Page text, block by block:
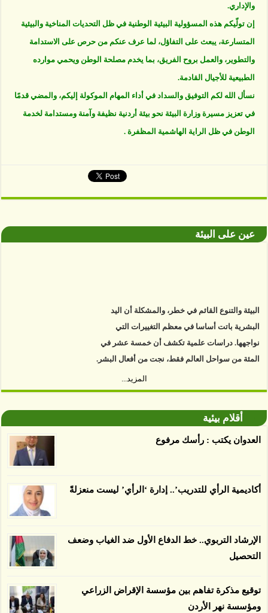
والإداري.
إن تولّيكم هذه المسؤولية البيئية الوطنية في ظل التحديات المناخية والبيئية
المتسارعة، يبعث على التفاؤل، لما عرف عنكم من حرص على الاستدامة
والتطوير، والعمل بروح الفريق، بما يخدم مصلحة الوطن ويحمي موارده
الطبيعية للأجيال القادمة.
نسأل الله لكم التوفيق والسداد في أداء المهام الموكولة إليكم، والمضي قدمًا
في تعزيز مسيرة وزارة البيئة نحو بيئة أردنية نظيفة وآمنة ومستدامة لخدمة
الوطن في ظل الراية الهاشمية المظفرة .
عين على البيئة
البيئة والتنوع القائم في خطر، والمشكلة أن اليد
البشرية باتت أساسا في معظم التغييرات التي
نواجهها. دراسات علمية تكشف أن خمسة عشر في
المئة من سواحل العالم فقط، نجت من أفعال البشر.
اعتمادها على أنها مستدامة تدمرت بشكل أسرع من
الأرض غير المعتمدة، وذلك حسب دراسة كشفت
المعتمدة المستدامة التي تحمل موافقات بأنها
المزيد...
أقلام بيئية
العدوان يكتب : رأسك مرفوع
أكاديمية الرأي للتدريب’.. إدارة ‘الرأي’ ليست منعزلةً
الإرشاد التربوي.. خط الدفاع الأول ضد الغياب وضعف
التحصيل
توقيع مذكرة تفاهم بين مؤسسة الإقراض الزراعي
ومؤسسة نهر الأردن